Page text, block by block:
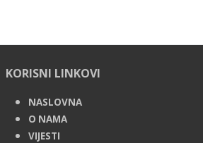
KORISNI LINKOVI
NASLOVNA
O NAMA
VIJESTI